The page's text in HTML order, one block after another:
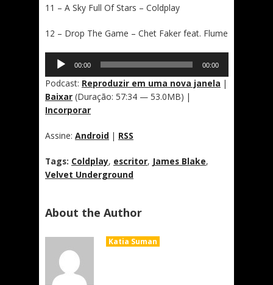
11 – A Sky Full Of Stars – Coldplay
12 – Drop The Game – Chet Faker feat. Flume
Tocador
áudio
00:00 00:00
Podcast: Reproduzir em uma nova janela |
Baixar (Duração: 57:34 — 53.0MB) |
Incorporar
Assine: Android | RSS
Tags: Coldplay, escritor, James Blake,
Velvet Underground
About the Author
Katia Suman